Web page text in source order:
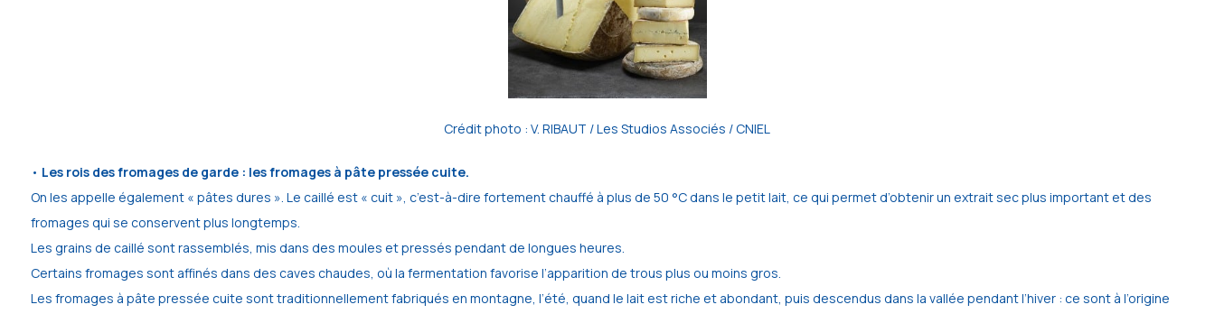
Crédit photo : V. RIBAUT / Les Studios Associés / CNIEL
• Les rois des fromages de garde : les fromages à pâte pressée cuite.
On les appelle également « pâtes dures ». Le caillé est « cuit », c’est-à-dire fortement chauffé à plus de 50 °C dans le petit lait, ce qui permet d’obtenir un extrait sec plus important et des
fromages qui se conservent plus longtemps.
Les grains de caillé sont rassemblés, mis dans des moules et pressés pendant de longues heures.
Certains fromages sont affinés dans des caves chaudes, où la fermentation favorise l’apparition de trous plus ou moins gros.
Les fromages à pâte pressée cuite sont traditionnellement fabriqués en montagne, l’été, quand le lait est riche et abondant, puis descendus dans la vallée pendant l’hiver : ce sont à l’origine